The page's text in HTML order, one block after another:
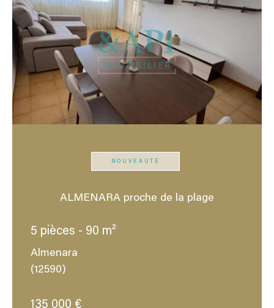
NOUVEAUTÉ
ALMENARA proche de la plage
5 pièces - 90 m²
Almenara
(12590)
135 000 €